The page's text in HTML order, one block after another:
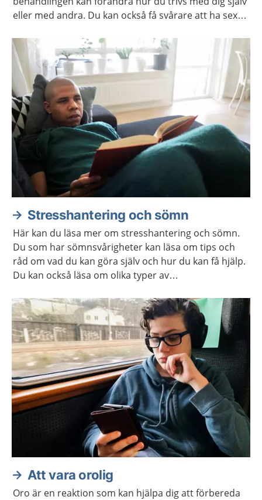
eller med andra. Du kan också få svårare att ha sex
lusten och förmågan att ha sex.
Stresshantering och sömn
Här kan du läsa mer om stresshantering och sömn.
Du som har sömnsvårigheter kan läsa om tips och
råd om vad du kan göra själv och hur du kan få hjälp.
Du kan också läsa om olika typer av
avslappningsövningar.
Att vara orolig
Oro är en reaktion som kan hjälpa dig att förbereda